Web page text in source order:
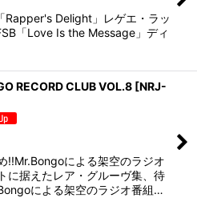
Rapper's Delight」レゲエ・ラッ
「Love Is the Message」ディ
RECORD CLUB VOL.8 [NRJ-
!!Mr.Bongoによる架空のラジオ
に据えたレア・グルーヴ集、待
による架空のラジオ番組…